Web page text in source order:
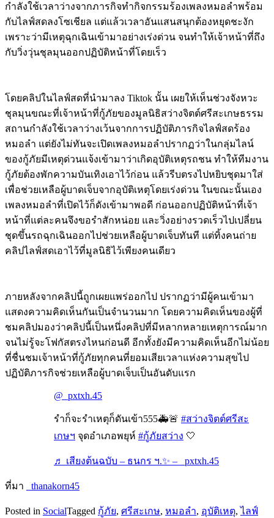
กำลังใช้เวลาว่างจากภารกิจทำกิจกรรมร้องเพลงหมอลำพร้อม
กับไลฟ์สดลงโซเชียล แต่แล้วเวลาอันแสนสนุกต้องหยุดชะงัก
เพราะว่ามีเหตุฉุกเฉินเข้ามาอย่างเร่งด่วน จนทำให้เจ้าหน้าที่ถึง
กับวิ่งวุ่นชุลมุนออกปฏิบัติหน้าที่โดยเร็ว
โดยคลิปในไลฟ์สดที่นำมาลง Tiktok นั้น เผยให้เห็นช่วงจังหวะ
ชุลมุนขณะที่เจ้าหน้าที่กู้ภัยของมูลนิธิสว่างจิตต์ศรีสะเกษธรรม
สถานกำลังใช้เวลาว่างเว้นจากการปฏิบัติภารกิจไลฟ์สดร้อง
หมอลำ แต่ยังไม่ทันจะเปิดเพลงหมอลำปรากฏว่าในกลุ่มไลน์
ของกู้ภัยมีเหตุด่วนแจ้งเข้ามาว่าเกิดอุบัติเหตุรถชน ทำให้ทีมงาน
กู้ภัยต้องพักความบันเทิงเอาไว้ก่อน แล้วรีบตรงไปหยิบชุดมาใส่
เพื่อช่วยเหลือผู้บาดเจ็บจากอุบัติเหตุโดยเร่งด่วน ในขณะนั้นเอง
เพลงหมอลำที่เปิดไว้ก็ดังเข้ามาพอดี ก่อนออกปฏิบัติหน้าที่เจ้า
หน้าที่แต่ละคนจึงขอรำสักหน่อย และวิ่งอย่างรวดเร็วไปเปลี่ยน
ชุดขึ้นรถฉุกเฉินออกไปช่วยเหลือผู้บาดเจ็บทันที แต่ทิ้งคนถ่าย
คลิปไลฟ์สดเอาไว้ที่มูลนิธิไว้เพียงคนเดียว
ภายหลังจากคลิปนี้ถูกเผยแพร่ออกไป ปรากฏว่ามีผู้คนเข้ามา
แสดงความคิดเห็นกันเป็นจำนวนมาก โดยความคิดเห็นของผู้ที่
ชมคลิปมองว่าคลิปนี้เป็นหนึ่งคลิปที่มีหลากหลายเหตุการณ์มาก
จนไม่รู้จะโฟกัสตรงไหนก่อนดี อีกทั้งยังมีความคิดเห็นอีกไม่น้อย
ที่ชื่นชมเจ้าหน้าที่กู้ภัยทุกคนที่ยอมเสียเวลาแห่งความสุขไป
ปฏิบัติภารกิจช่วยเหลือผู้บาดเจ็บเป็นอันดับแรก
@_pxtxh.45
รำก็จะรำเหตุก็ดันเข้า555🚑🚨 #สว่างจิตต์ศรีสะ
เกษฯ จุดอำเภอพยุห์ #กู้ภัยสว่าง 🤍
♬ เสียงต้นฉบับ – ธนกร ฯ.✨ – _pxtxh.45
ที่มา _thanakorn45
Posted in SocialTagged กู้ภัย, ศรีสะเกษ, หมอลำ, อุบัติเหตุ,ไลฟ์